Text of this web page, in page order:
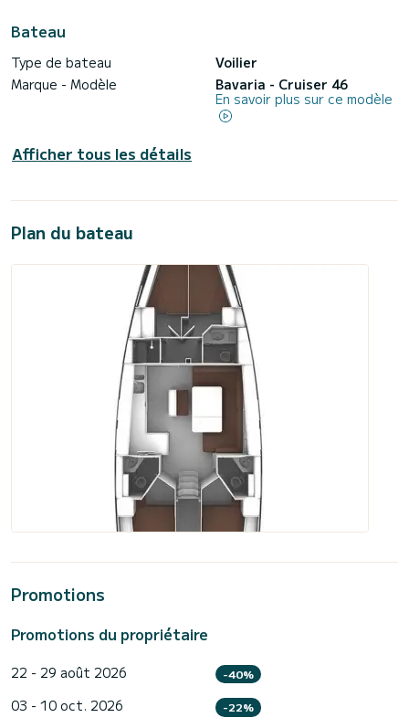
Bateau
Type de bateau
Voilier
Marque - Modèle
Bavaria - Cruiser 46
En savoir plus sur ce modèle
Afficher tous les détails
Plan du bateau
Promotions
Promotions du propriétaire
22 - 29 août 2026 -40%
03 - 10 oct. 2026 -22%